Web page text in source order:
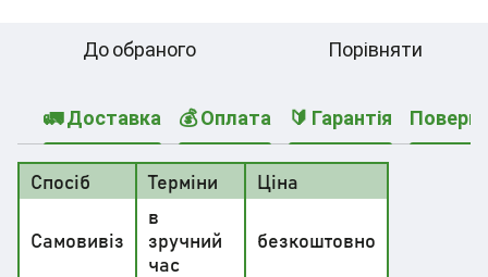
До обраного Порівняти
🚛 Доставка 💰 Оплата 🔰 Гарантія
Спосіб Терміни Ціна
Самовивіз
в
зручний
час
безкоштовно